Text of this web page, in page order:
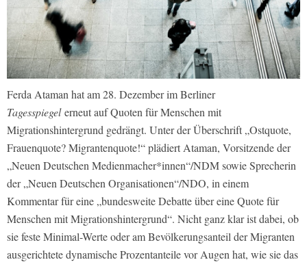
Ferda Ataman hat am 28. Dezember im Berliner
Tagesspiegelerneut auf Quoten für Menschen mit
Migrationshintergrund gedrängt. Unter der Überschrift „Ostquote,
Frauenquote? Migrantenquote!“ plädiert Ataman, Vorsitzende der
„Neuen Deutschen Medienmacher*innen“/NDM sowie Sprecherin
der „Neuen Deutschen Organisationen“/NDO, in einem
Kommentar für eine „bundesweite Debatte über eine Quote für
Menschen mit Migrationshintergrund“. Nicht ganz klar ist dabei, ob
sie feste Minimal-Werte oder am Bevölkerungsanteil der Migranten
ausgerichtete dynamische Prozentanteile vor Augen hat, wie sie das